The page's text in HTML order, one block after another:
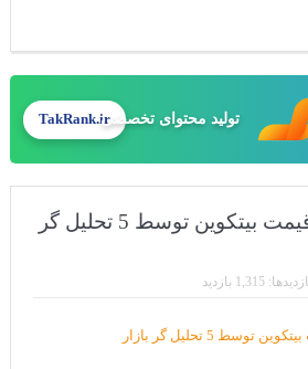
تولید محتوای تخصصیTakRank.ir
پیش بینی بازیابی قیمت بیتکوین توسط 5 تحلیل گر
1,315 بازدید